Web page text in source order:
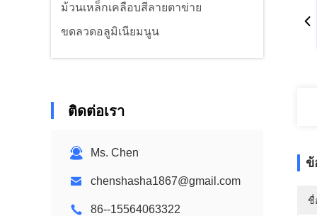
ม้วนเหล็กเคลือบสีลายตาข่าย
ขดลวดอลูมิเนียมนูน
ติดต่อเรา
Ms. Chen
chenshasha1867@gmail.com
86--15564063322
ข้
ชื่